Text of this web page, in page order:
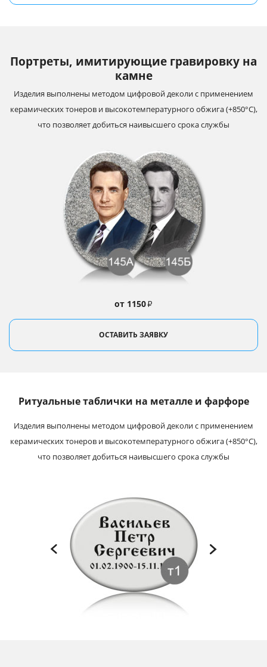
Портреты, имитирующие гравировку на
камне
от 1150₽
Изделия выполнены методом цифровой деколи с применением
керамических тонеров и высокотемпературного обжига (+850°С),
что позволяет добиться наивысшего срока службы
ОСТАВИТЬ ЗАЯВКУ
Ритуальные таблички на металле и фарфоре
Изделия выполнены методом цифровой деколи с применением
керамических тонеров и высокотемпературного обжига (+850°С),
что позволяет добиться наивысшего срока службы